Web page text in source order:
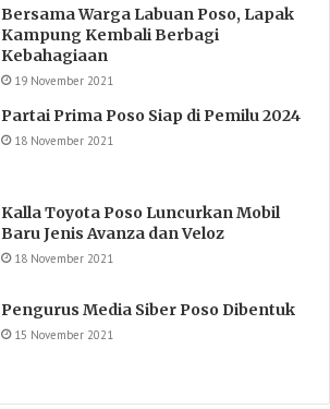
Bersama Warga Labuan Poso, Lapak
Kampung Kembali Berbagi
Kebahagiaan
19 November 2021
Partai Prima Poso Siap di Pemilu 2024
18 November 2021
Kalla Toyota Poso Luncurkan Mobil
Baru Jenis Avanza dan Veloz
18 November 2021
Pengurus Media Siber Poso Dibentuk
15 November 2021